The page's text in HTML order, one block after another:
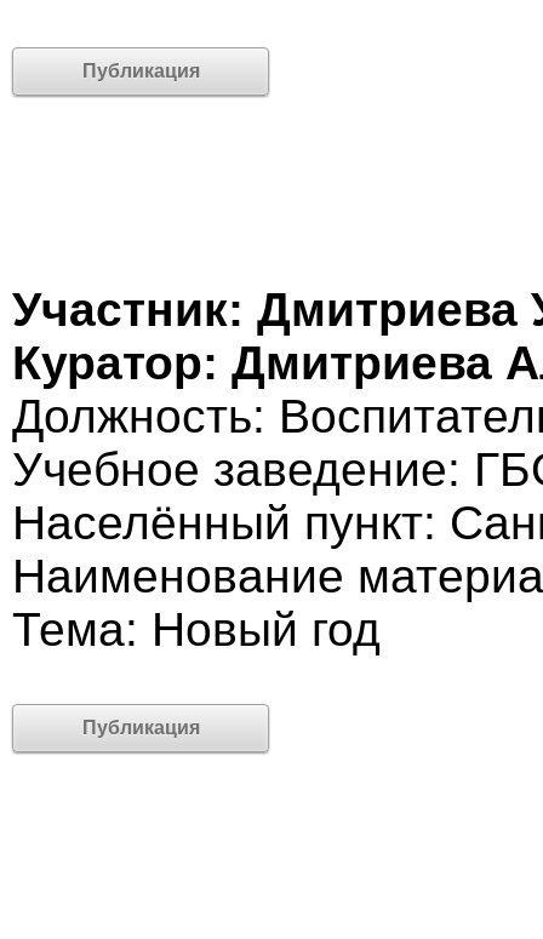
Публикация
Участник: Дмитриева
Куратор: Дмитриева
Должность:
Учебное заведение:
Населённый пункт:
Наименование
Тема: Новый год
Публикация